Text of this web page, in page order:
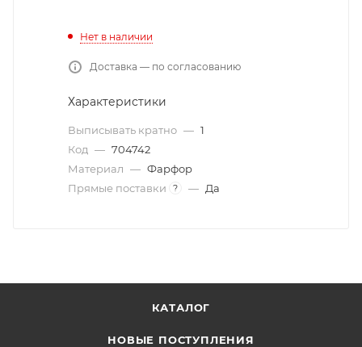
Нет в наличии
Доставка — по согласованию
Характеристики
Выписывать кратно — 1
Код — 704742
Материал — Фарфор
Прямые поставки
? — Да
КАТАЛОГ
НОВЫЕ ПОСТУПЛЕНИЯ